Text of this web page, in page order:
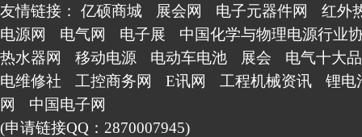
友情链接： 亿硕商城 展会网 电子元器件网
红外
电源网
电气网 电子展
中国化学与物理电源行业
热水器网
移动电源 电动车电池 展会
电气十大
电维修社
工控商务网 E讯网 工程机械资讯
锂电
网
中国电子网
(申请链接QQ：2870007945)